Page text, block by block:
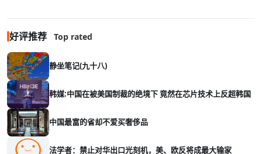
好评推荐 Top rated
静坐笔记(九十八)
韩媒:中国在被美国制裁的绝境下 竟然在芯片技术上反超韩国
中国最富的省却不爱买奢侈品
法学者：禁止对华出口光刻机，美、欧反将成最大输家